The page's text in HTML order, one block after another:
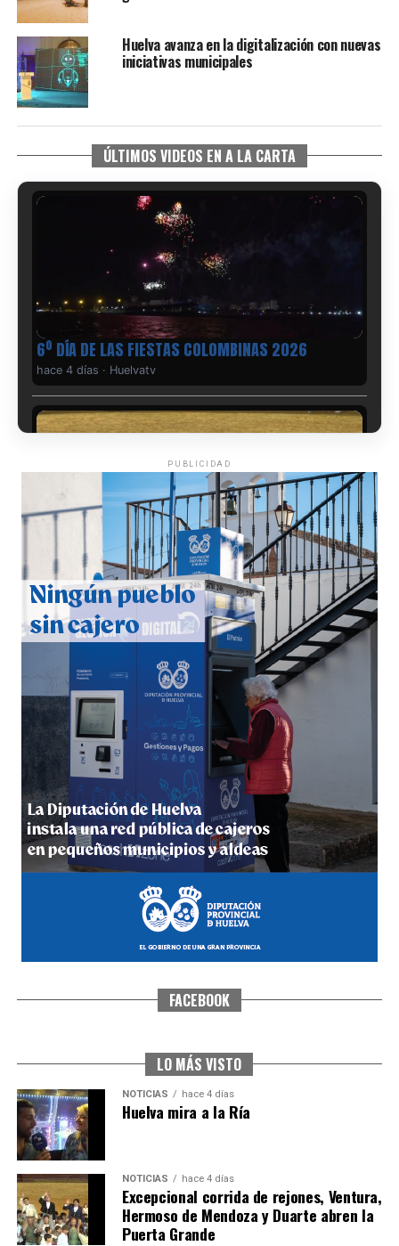
Huelva avanza en la digitalización con nuevas
iniciativas municipales
ÚLTIMOS VIDEOS EN A LA CARTA
6º DÍA DE LAS FIESTAS COLOMBINAS 2026
hace 4 días · Huelvatv
QUINTA CORRIDA DE LAS FIESTAS COLOMBINAS
2026
hace 4 días·Huelvatv
5º DÍA DE LAS FIESTAS COLOMBINAS 2026
hace 5 días·Huelvatv
CUARTA CORRIDA DE LAS FIESTAS COLOMBINAS
PUBLICIDAD
FACEBOOK
LO MÁS VISTO
NOTICIAS hace 4 días
Huelva mira a la Ría
NOTICIAS hace 4 días
Excepcional corrida de rejones, Ventura,
Hermoso de Mendoza y Duarte abren la
Puerta Grande